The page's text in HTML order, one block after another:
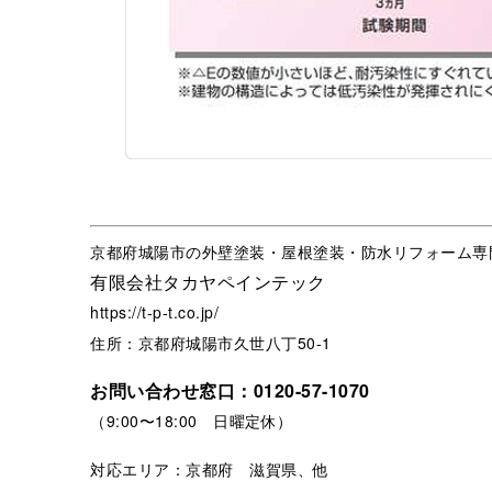
京都府城陽市の外壁塗装・屋根塗装・防水リフォーム
有限会社タカヤペインテック
https://t-p-t.co.jp/
住所：京都府城陽市久世八丁50-1
お問い合わせ窓口： 0120-57-1070
（9:00〜18:00 日曜定休）
対応エリア：京都府 滋賀県、他